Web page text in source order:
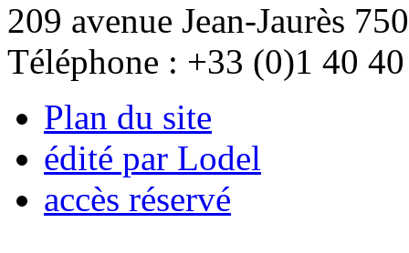
209 avenue Jean-Jaurès
Téléphone : +33 (0)1 40
Plan du site
édité par Lodel
accès réservé